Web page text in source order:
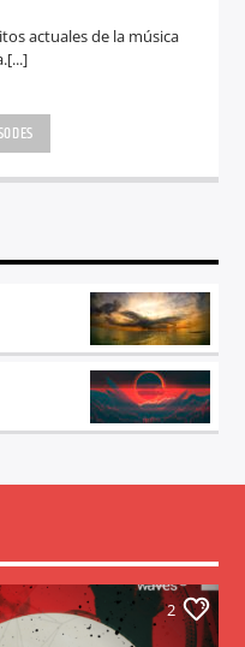
actuales de la música
2